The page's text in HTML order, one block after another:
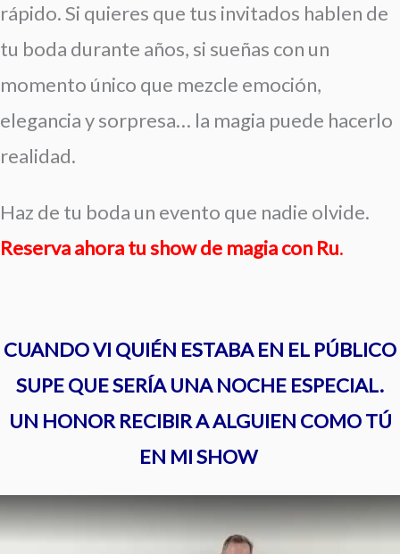
rápido. Si quieres que tus invitados hablen de
tu boda durante años, si sueñas con un
momento único que mezcle emoción,
elegancia y sorpresa… la magia puede hacerlo
realidad.
Haz de tu boda un evento que nadie olvide.
Reserva ahora tu show de magia con Ru.
CUANDO VI QUIÉN ESTABA EN EL PÚBLICO
SUPE QUE SERÍA UNA NOCHE ESPECIAL.
UN HONOR RECIBIR A ALGUIEN COMO TÚ
EN MI SHOW